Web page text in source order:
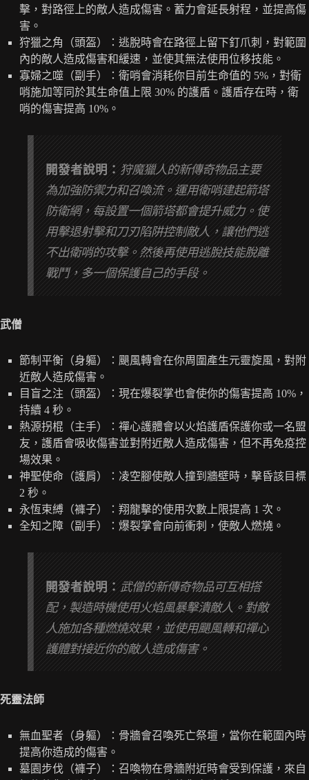
擊，對路徑上的敵人造成傷害。蓄力會延長射程，並提高傷
害。
狩獵之角（頭盔）：逃脫時會在路徑上留下釘爪刺，對範圍
內的敵人造成傷害和緩速，並使其無法使用位移技能。
寡婦之噬（副手）：衛哨會消耗你目前生命值的 5%，對衛
哨施加等同於其生命值上限 30% 的護盾。護盾存在時，衛
哨的傷害提高 10%。
開發者說明： 狩魔獵人的新傳奇物品主要
為加強防禦力和召喚流。運用衛哨建起箭塔
防衛網，每設置一個箭塔都會提升威力。使
用擊退射擊和刀刃陷阱控制敵人，讓他們逃
不出衛哨的攻擊。然後再使用逃脫技能脫離
戰鬥，多一個保護自己的手段。
武僧
節制平衡（身軀）：颶風轉會在你周圍產生元靈旋風，對附
近敵人造成傷害。
目盲之注（頭盔）：現在爆裂掌也會使你的傷害提高 10%，
持續 4 秒。
熱源拐棍（主手）：禪心護體會以火焰護盾保護你或一名盟
友，護盾會吸收傷害並對附近敵人造成傷害，但不再免疫控
場效果。
神聖使命（護肩）：凌空腳使敵人撞到牆壁時，擊昏該目標
2 秒。
永恆束縛（褲子）：翔龍擊的使用次數上限提高 1 次。
全知之障（副手）：爆裂掌會向前衝刺，使敵人燃燒。
開發者說明： 武僧的新傳奇物品可互相搭
配，製造時機使用火焰風暴擊潰敵人。對敵
人施加各種燃燒效果，並使用颶風轉和禪心
護體對接近你的敵人造成傷害。
死靈法師
無血聖者（身軀）：骨牆會召喚死亡祭壇，當你在範圍內時
提高你造成的傷害。
墓園步伐（褲子）：召喚物在骨牆附近時會受到保護，來自